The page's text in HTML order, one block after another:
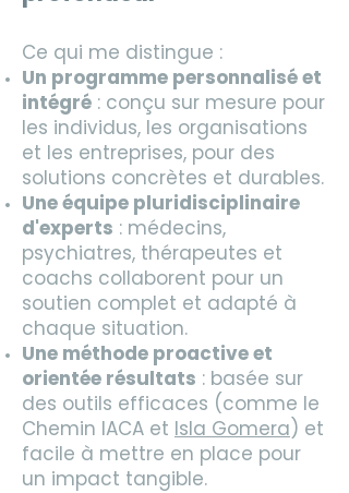
Ce qui me distingue :
Un programme personnalisé et
intégré : conçu sur mesure pour
les individus, les organisations
et les entreprises, pour des
solutions concrètes et durables.
Une équipe pluridisciplinaire
d'experts : médecins,
psychiatres, thérapeutes et
coachs collaborent pour un
soutien complet et adapté à
chaque situation.
Une méthode proactive et
orientée résultats : basée sur
des outils efficaces (comme le
Chemin IACA et Isla Gomera) et
facile à mettre en place pour
un impact tangible.